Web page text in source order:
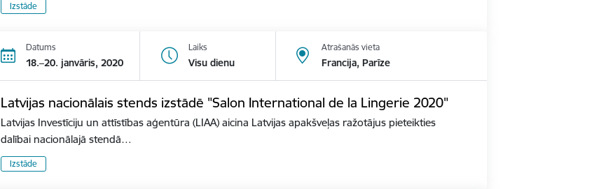
Izstāde
Datums
18.–20. janvāris, 2020
Laiks
Visu dienu
Atrašanās vieta
Francija, Parīze
Latvijas nacionālais stends izstādē "Salon International de la Lingerie 2020"
Latvijas Investīciju un attīstības aģentūra (LIAA) aicina Latvijas apakšveļas ražotājus pieteikties
dalībai nacionālajā stendā…
Izstāde